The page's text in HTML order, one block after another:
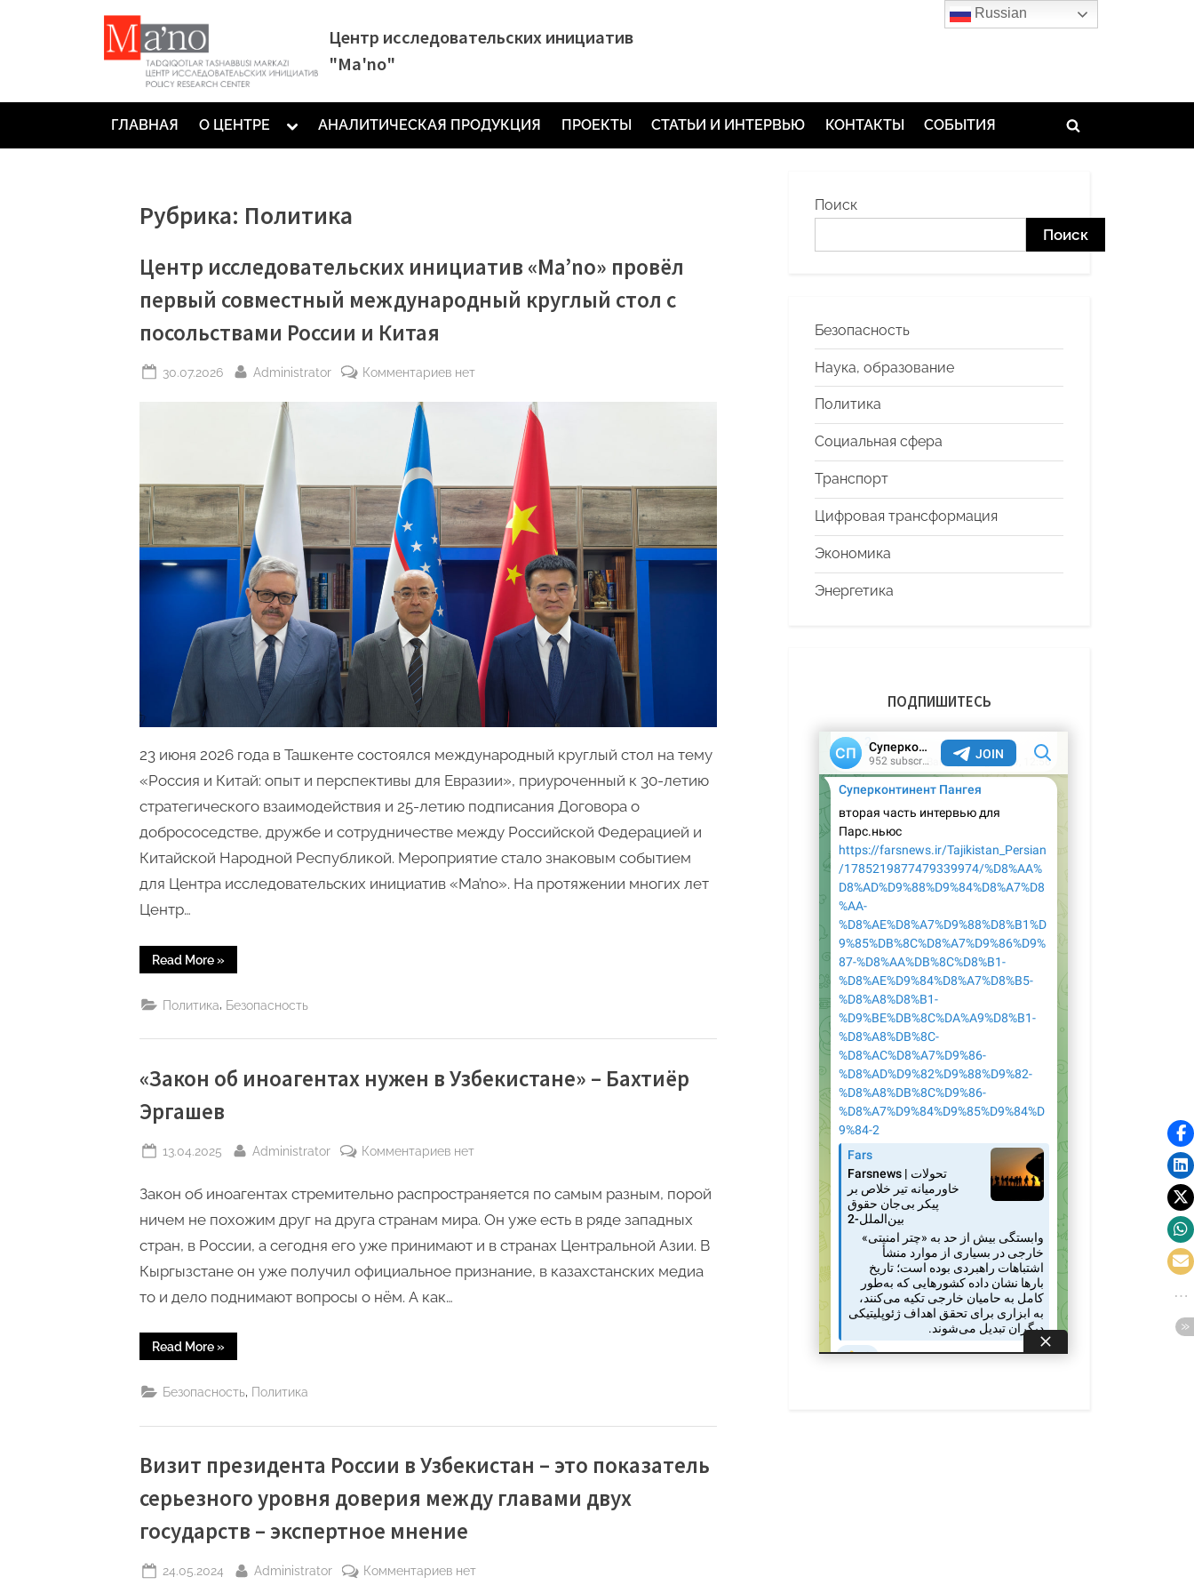
Центр исследовательских инициатив
"Ma'no"
ГЛАВНАЯ О ЦЕНТРЕ
Toggle
menu
АНАЛИТИЧЕСКАЯ ПРОДУКЦИЯ ПРОЕКТЫ СТАТЬИ И ИНТЕРВЬЮ КОНТАКТЫ СОБЫТИЯ
Toggle
Рубрика: Политика
Центр исследовательских инициатив «Ma’no» провёл
первый совместный международный круглый стол с
посольствами России и Китая
Posted
30.07.2026 By
Administrator Комментариевк
исследовательских
«Ma’no»
провёл
первый
совместный
международный
круглый
с
посольствами
России
и
Китая
нет
23 июня 2026 года в Ташкенте состоялся международный круглый стол на тему
«Россия и Китай: опыт и перспективы для Евразии», приуроченный к 30-летию
стратегического взаимодействия и 25-летию подписания Договора о
добрососедстве, дружбе и сотрудничестве между Российской Федерацией и
Китайской Народной Республикой. Мероприятие стало знаковым событием
для Центра исследовательских инициатив «Ma’no». На протяжении многих лет
Центр…
Read More“Центр
исследовательских
провёл
стол
с
России
и
»
Политика Безопасность
«Закон об иноагентах нужен в Узбекистане» – Бахтиёр
Эргашев
Posted
13.04.2025 By
Administrator Комментариевк
«Закон
об
Узбекистане»
нет
Закон об иноагентах стремительно распространяется по самым разным, порой
ничем не похожим друг на друга странам мира. Он уже есть в ряде западных
стран, в России, а сегодня его уже принимают и в странах Центральной Азии. В
Кыргызстане он уже получил официальное признание, в казахстанских медиа
то и дело поднимают вопросы о нём. А как…
Read More“«Закон
об
в
»
Безопасность Политика
Визит президента России в Узбекистан – это показатель
серьезного уровня доверия между главами двух
государств – экспертное мнение
Posted
24.05.2024 By
Administrator Комментариевкнет
Поиск
Поиск
Безопасность
Наука, образование
Политика
Социальная сфера
Транспорт
Цифровая трансформация
Экономика
Энергетика
ПОДПИШИТЕСЬ
Russian